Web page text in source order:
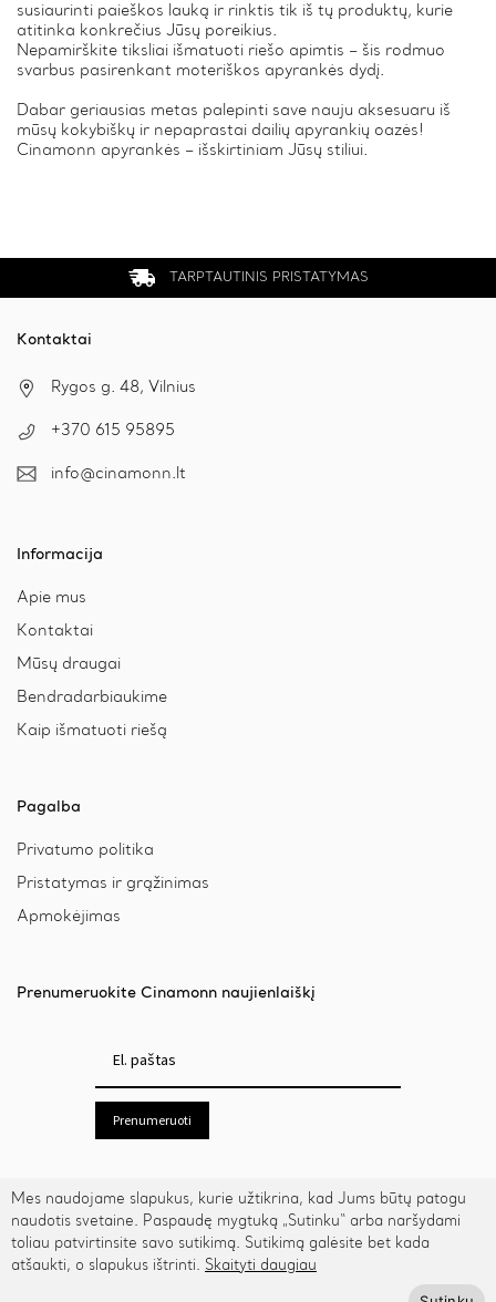
susiaurinti paieškos lauką ir rinktis tik iš tų produktų, kurie
atitinka konkrečius Jūsų poreikius.
Nepamirškite tiksliai išmatuoti riešo apimtis – šis rodmuo
svarbus pasirenkant moteriškos apyrankės dydį.
Dabar geriausias metas palepinti save nauju aksesuaru iš
mūsų kokybiškų ir nepaprastai dailių apyrankių oazės!
Cinamonn apyrankės – išskirtiniam Jūsų stiliui.
TARPTAUTINIS PRISTATYMAS
Kontaktai
Rygos g. 48, Vilnius
+370 615 95895
info@cinamonn.lt
Informacija
Apie mus
Kontaktai
Mūsų draugai
Bendradarbiaukime
Kaip išmatuoti riešą
Pagalba
Privatumo politika
Pristatymas ir grąžinimas
Apmokėjimas
Prenumeruokite Cinamonn naujienlaiškį
Prenumeruoti
© 2026 Cinamonn.lt. Visos teisės saugomos.
Mes naudojame slapukus, kurie užtikrina, kad Jums būtų patogu
naudotis svetaine. Paspaudę mygtuką „Sutinku“ arba naršydami
toliau patvirtinsite savo sutikimą. Sutikimą galėsite bet kada
atšaukti, o slapukus ištrinti. Skaityti daugiau